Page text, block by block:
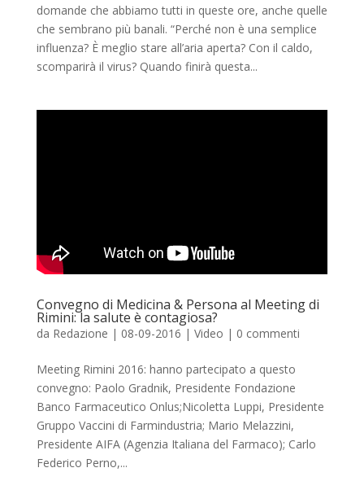
domande che abbiamo tutti in queste ore, anche quelle
che sembrano più banali. “Perché non è una semplice
influenza? È meglio stare all’aria aperta? Con il caldo,
scomparirà il virus? Quando finirà questa...
Convegno di Medicina & Persona al Meeting di
Rimini: la salute è contagiosa?
da Redazione | 08-09-2016 | Video | 0 commenti
Meeting Rimini 2016: hanno partecipato a questo
convegno: Paolo Gradnik, Presidente Fondazione
Banco Farmaceutico Onlus;Nicoletta Luppi, Presidente
Gruppo Vaccini di Farmindustria; Mario Melazzini,
Presidente AIFA (Agenzia Italiana del Farmaco); Carlo
Federico Perno,...